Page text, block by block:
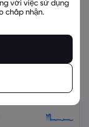
với việc sử dụng
chấp nhận.